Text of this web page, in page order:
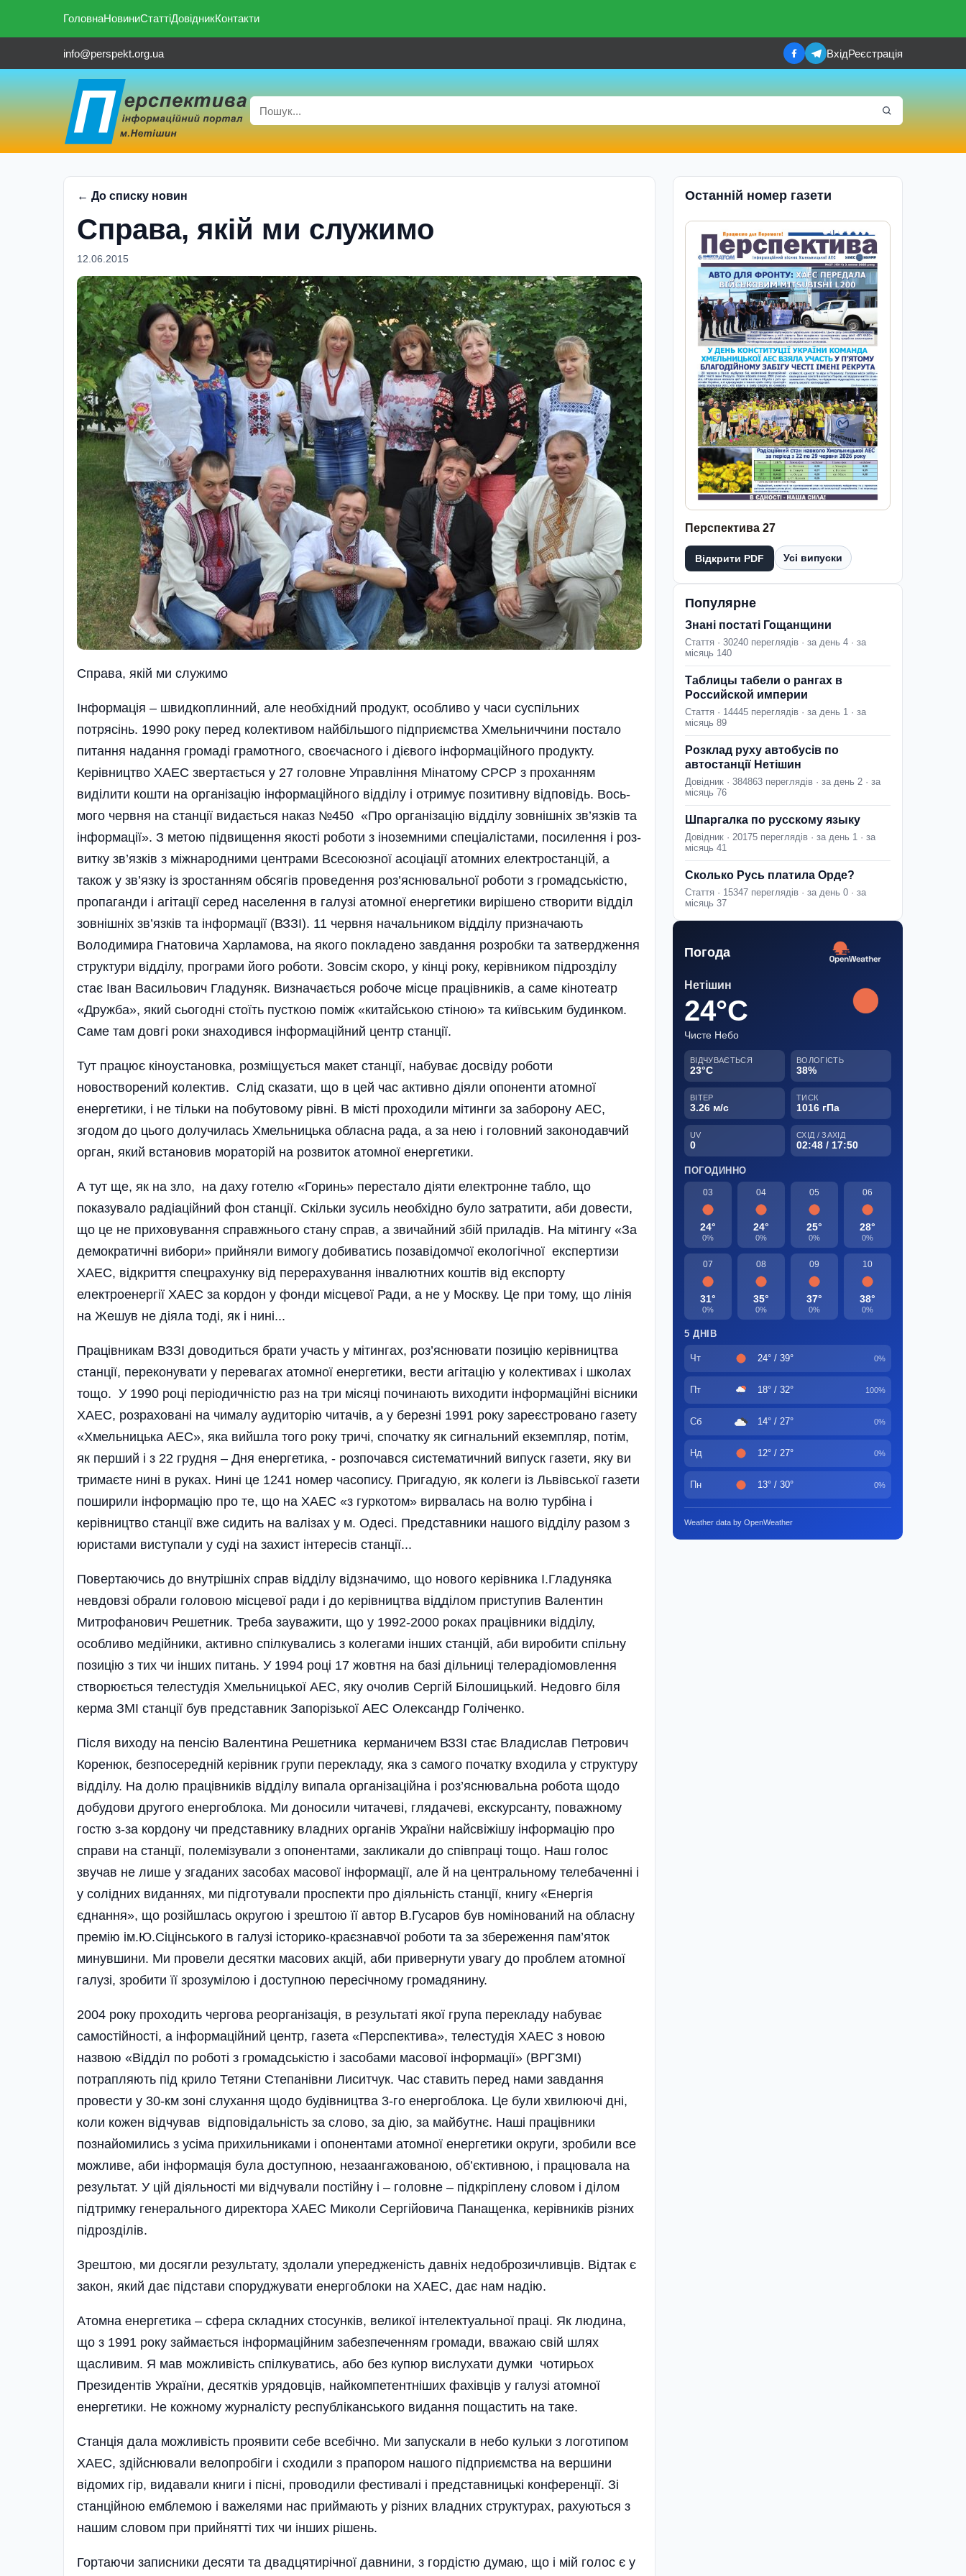
ГоловнаНовиниСтаттіДовідникКонтакти
info@perspekt.org.ua ВхідРеєстрація
← До списку новин
Справа, якiй ми служимо
12.06.2015
Справа, якiй ми служимо
Інформація – швидкоплинний, але необхідний продукт, особливо у часи суспільних
потрясінь. 1990 року перед колективом найбільшого підприємства Хмельниччини постало
питання надання громаді грамотного, своєчасного і дієвого інформаційного продукту.
Керівництво ХАЕС звертається у 27 головне Управління Мінатому СРСР з проханням
виділити кошти на орга­ні­зацію інформа­цій­ного відділу і отримує по­зи­тив­ну відповідь. Вось­­­
мо­­го червня на станції видається наказ №450 «Про орга­ні­зацію відділу зов­нішніх зв’язків та
інформації». З метою підвищення якості роботи з іноземними спеціалістами, посилення і роз­
витку зв’яз­ків з між­народними центрами Все­союзної асоціації атомних еле­к­тростан­цій, а
також­ у зв’язку із зростанням обсягів проведення роз’яснювальної роботи з громадські­стю,
пропаганди і агітації серед населення в галузі атомної енергетики вирішено створити відділ
зовнішніх зв’язків та інформації (ВЗЗІ). 11 червня начальником відділу призначають
Володимира Гнатовича Харламова, на якого покладено завдання розробки та затвердження
структури відділу, програми його роботи. Зовсім скоро, у кінці року, керівником підрозділу
стає Іван Васи­льович Гладуняк. Визначається робоче місце працівників, а саме кінотеатр
«Дружба», який сьогодні стоїть пусткою поміж «китайською стіною» та київським будинком.
Саме там довгі роки знаходився інформаційний центр станції.
Тут працює кіноустановка, розміщується макет станції, набуває досвіду роботи
новостворений колектив. Слід сказати, що в цей час активно діяли опоненти атомної
енергетики, і не тільки на побутовому рівні. В місті проходили мітинги за заборону АЕС,
згодом до цього долучилась Хмельницька обласна рада, а за нею і головний законодавчий
орган, який встановив мораторій на розвиток атомної енергетики.
А тут ще, як на зло, на даху готелю «Горинь» перестало діяти електронне табло, що
показувало радіаційний фон станції. Скільки зусиль необхідно було затратити, аби довести,
що це не приховування справжнього стану справ, а звичайний збій приладів. На мітингу «За
демократичні вибори» прийняли вимогу добиватись позавідомчої екологічної експертизи
ХАЕС, відкриття спецрахунку від перерахування інвалютних коштів від експорту
електроенергії ХАЕС за кордон у фонди місцевої Ради, а не у Москву. Це при тому, що лінія
на Жешув не діяла тоді, як і нині...
Працівникам ВЗЗІ доводиться брати участь у мітингах, роз’яснювати позицію керівництва
станції, переконувати у перевагах атомної енергетики, вести агітацію у колективах і школах
тощо. У 1990 році періодичністю раз на три місяці починають виходити інформаційні вісники
ХАЕС, розраховані на чималу аудиторію читачів, а у березні 1991 року зареєстровано газету
«Хмельницька АЕС», яка вийшла того року тричі, спочатку як сигнальний екземпляр, потім,
як перший і з 22 грудня – Дня енергетика,­ - розпочався систематичний випуск газети, яку ви
тримаєте нині в руках. Нині це 1241 номер часопису. Пригадую, як колеги із Львівської газети
поширили інформацію про те, що на ХАЕС «з гуркотом» вирвалась на волю турбіна і
керівництво станції вже сидить на валізах у м. Одесі. Представники нашого відділу разом з
юристами виступали у суді на захист інтересів станції...
Повертаючись до вну­т­рішніх справ відділу відзначимо, що нового керівника І.Гладуняка
невдовзі обрали головою міс­цевої ради і до керівництва відділом приступив Валентин
Митрофанович Решетник. Треба зауважити, що у 1992-2000 роках працівники відділу,
особливо ме­дій­ники, активно спілкувались з колегами інших станцій, аби виробити спільну
позицію з тих чи інших питань. У 1994 році 17 жовт­ня на базі дільниці телерадіомовлення
створюється телестудія Хмельницької АЕС, яку очолив Сергій Білошицький. Недовго біля
керма ЗМІ станції був представник Запорізької АЕС Олександр Голіченко.
Після виходу на пенсію Валентина Решетника керманичем ВЗЗІ стає Влади­слав Петрович
Коренюк, безпосеред­ній керівник групи перекладу, яка з самого початку входила у структуру
відділу. На долю праці­вників відділу випала організаційна і роз’яснювальна робота що­до
добудови другого енергоблока. Ми доносили читачеві, глядачеві, екскурсанту, поважному
гостю з-за кордону чи представнику владних органів України найсвіжішу інформацію про
справи на станції, полемізували з опонентами, закликали до співпраці тощо. Наш голос
звучав не лише у згаданих засобах масової інформації, але й на центральному телебаченні і
у солідних виданнях, ми підготували проспекти про діяльність станції, книгу «Енергія
єднання», що розійшлась округою і зрештою її автор В.Гусаро­в був но­мінований на обласну
премію ім.Ю.Сі­цін­ського в галузі історико-краєзнавчої роботи та за збереження пам’яток
минувшини. Ми провели десятки масових акцій, аби привернути увагу до проблем атомної
галузі, зробити її зрозумілою і доступною пересічному громадянину.
2004 року проходить чергова реорганізація, в результаті якої група перекладу набуває
самостійності, а інформаційний центр, газета «Перспектива», телестудія ХАЕС з новою
назвою «Відділ по роботі з громадськістю і засобами масової інформації» (ВРГЗМІ)
потрапляють під крило Тетяни Степанівни Лиситчук. Час ставить перед нами завдання
провести у 30-км зоні слухання щодо будівництва 3-го енергоблока. Це були хвилюючі дні,
коли кожен відчував відповідальність за слово, за дію, за майбутнє. Наші працівники
познайомились з усіма прихиль­никами і опонентами атомної енергетики округи, зробили все
можливе, аби ін­формація була доступною, незаангажованою, об’єктивною, і працювала на
результат. У цій діяльності ми відчували постійну і – головне – підкріплену словом і ділом
підтримку генерального дирек­тора ХАЕС Миколи Сергійовича Панащенка, керівників різних
підрозділів.
Зрештою, ми досягли результату, здолали упередженість давніх недоброзичливців. Відтак є
закон, який дає підстави споруджувати енергоблоки на ХАЕС, дає нам надію.
Атомна енергетика – сфера складних стосунків, великої інтелектуальної праці. Як людина,
що з 1991 року займається інформаційним забезпеченням громади, вважаю свій шлях
щасливим. Я мав можливість спілкуватись, або без купюр вислухати думки чотирьох
Президентів України, десятків урядовців, найкомпетентніших фахівців у галузі атомної
енергетики. Не кожному журналісту республі­канського видання пощастить на таке.
Станція дала можливість проявити себе всебічно. Ми запускали в небо кульки з логотипом
ХАЕС, здійснювали велопробіги і сходили з прапором нашого підприємства на вершини
відомих гір, видавали книги і пісні, проводили фестивалі і представницькі конференції. Зі
станційною емблемою і важелями нас приймають у різних владних структурах, рахуються з
нашим словом при прийнятті тих чи інших рішень.
Гортаючи записники десяти та двадцятирічної давнини, з гордістю думаю, що і мій голос є у
Останній номер газети
Перспектива 27
Відкрити PDF Усі випуски
Популярне
Знані постаті Гощанщини
Стаття · 30240 переглядів · за день 4 · за
місяць 140
Таблицы табели о рангах в
Российской империи
Стаття · 14445 переглядів · за день 1 · за
місяць 89
Розклад руху автобусів по
автостанції Нетішин
Довідник · 384863 переглядів · за день 2 · за
місяць 76
Шпаргалка по русскому языку
Довідник · 20175 переглядів · за день 1 · за
місяць 41
Сколько Русь платила Орде?
Стаття · 15347 переглядів · за день 0 · за
місяць 37
Погода
Нетішин
24°C
Чисте Небо
ВІДЧУВАЄТЬСЯ
23°C
ВОЛОГІСТЬ
38%
ВІТЕР
3.26 м/с
ТИСК
1016 гПа
UV
0
СХІД / ЗАХІД
02:48 / 17:50
ПОГОДИННО
03
24°
0%
04
24°
0%
05
25°
0%
06
28°
0%
07
31°
0%
08
35°
0%
09
37°
0%
10
38°
0%
5 ДНІВ
Чт 24° / 39° 0%
Пт 18° / 32° 100%
Сб 14° / 27° 0%
Нд 12° / 27° 0%
Пн 13° / 30° 0%
Weather data by OpenWeather